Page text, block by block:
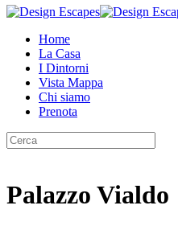
Home
La Casa
I Dintorni
Vista Mappa
Chi siamo
Prenota
Palazzo Vialdo